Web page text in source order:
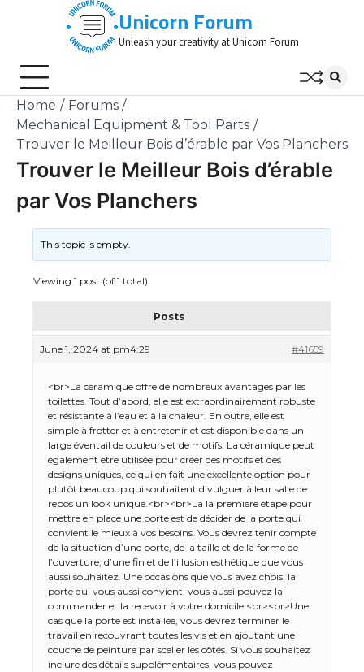
Unicorn Forum
Unleash your creativity at Unicorn Forum
Home
Forums
Mechanical Equipment & Tool Parts
Trouver le Meilleur Bois d’érable par Vos Planchers
Trouver le Meilleur Bois d’érable
par Vos Planchers
This topic is empty.
Viewing 1 post (of 1 total)
Posts
June 1, 2024 at pm4:29 #41659
<br>La céramique offre de nombreux avantages par les
toilettes. Tout d’abord, elle est extraordinairement robuste
et résistante à l’eau et à la chaleur. En outre, elle est
simple à frotter et à entretenir et est disponible dans un
large éventail de couleurs et de motifs. La céramique peut
également être utilisée pour créer des motifs et des
designs uniques, ce qui en fait une excellente option pour
plutôt beaucoup qui souhaitent divulguer à leur salle de
repos un look unique.<br><br>La la première étape pour
mettre en place une porte est de décider de la porte qui
convient le mieux à vos besoins. Vous devrez tenir compte
de la situation d’une porte, de la taille et de la forme de
l’ouverture, d’une fin et de l’illusion esthétique que vous
aussi souhaitez. Une occasions que vous avez choisi la
porte qui vous aussi convient, vous aussi pouvez la
commander et la recevoir à votre domicile.<br><br>Une
cas que la porte est installée, vous devrez terminer le
travail en recouvrant toutes les vis et en ajoutant une
couche de peinture par sceller les côtés. Si vous souhaitez
inclure des détails supplémentaires, vous pouvez